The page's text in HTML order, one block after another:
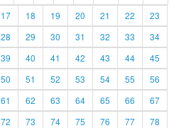
17 18 19 20 21 22
23
28 29 30 31 32 33
34
39 40 41 42 43 44
45
50 51 52 53 54 55
56
61 62 63 64 65 66
67
72 73 74 75 76 77
78